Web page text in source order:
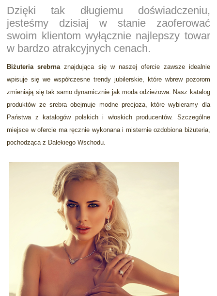
Dzięki tak długiemu doświadczeniu,
jesteśmy dzisiaj w stanie zaoferować
swoim klientom wyłącznie najlepszy towar
w bardzo atrakcyjnych cenach.
Biżuteria srebrnaznajdująca się w naszej ofercie zawsze idealnie
wpisuje się we współczesne trendy jubilerskie, które wbrew pozorom
zmieniają się tak samo dynamicznie jak moda odzieżowa. Nasz katalog
produktów ze srebra obejmuje modne precjoza, które wybieramy dla
Państwa z katalogów polskich i włoskich producentów. Szczególne
miejsce w ofercie ma ręcznie wykonana i misternie ozdobiona biżuteria,
pochodząca z Dalekiego Wschodu.